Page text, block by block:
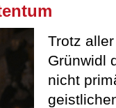
Trotz
Grünwidl
nicht